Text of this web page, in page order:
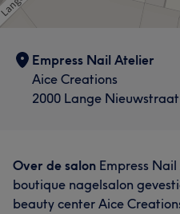
Empress Nail Atelier
Aice Creations
2000 Lange
Over de salon Empress
boutique nagelsalon
beauty center Aice